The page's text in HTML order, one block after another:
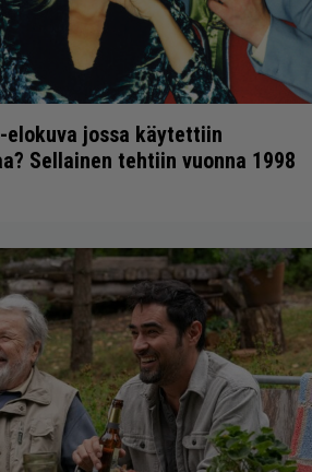
elokuva jossa käytettiin
Sellainen tehtiin vuonna 1998